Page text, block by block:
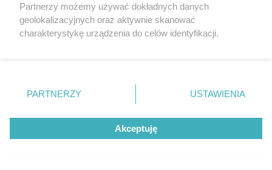
dwóch motocykli. Jeden z
motocyklistów nie żyje
Partnerzy możemy używać dokładnych danych
geolokalizacyjnych oraz aktywnie skanować
charakterystykę urządzenia do celów identyfikacji.
zmienić/wycofać klikając przycisk ustawień prywatności
znajdujący się w lewym dolnym rogu strony
rodzaje przetwarzania danych nie wymagają zgody
użytkownika, ale masz prawo sprzeciwić się takiemu
przetwarzaniu. Preferencje będą miały zastosowanie tylko
PARTNERZY USTAWIENIA
Akceptuję